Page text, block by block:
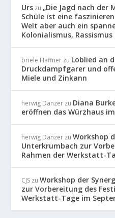
Urs zu „Die Jagd nach der
Schüle ist eine
Welt aber auch ein
Kolonialismus,
briele Haffner zu Loblied an
Druckdampfgarer und
Miele und Zinkann
herwig Danzer zu Diana
eröffnen das Würzhaus
herwig Danzer zuWorkshop
Unterkrumbach zur
Rahmen der Werkstatt-
CJS zuWorkshop der
zur Vorbereitung des
Werkstatt-Tage im